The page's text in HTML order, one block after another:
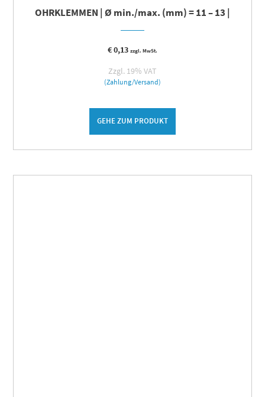
OHRKLEMMEN | Ø min./max. (mm) = 11 – 13 |
€0,13 zzgl. MwSt.
Zzgl. 19% VAT
(Zahlung/Versand)
GEHE ZUM PRODUKT